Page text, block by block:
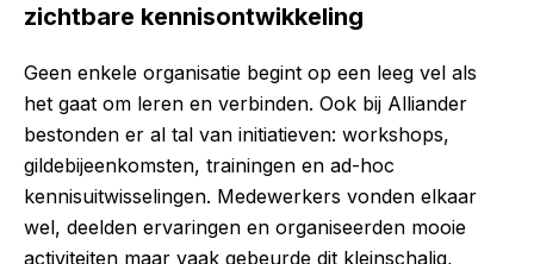
zichtbare kennisontwikkeling
Geen enkele organisatie begint op een leeg vel als
het gaat om leren en verbinden. Ook bij Alliander
bestonden er al tal van initiatieven: workshops,
gildebijeenkomsten, trainingen en ad-hoc
kennisuitwisselingen. Medewerkers vonden elkaar
wel, deelden ervaringen en organiseerden mooie
activiteiten maar vaak gebeurde dit kleinschalig,